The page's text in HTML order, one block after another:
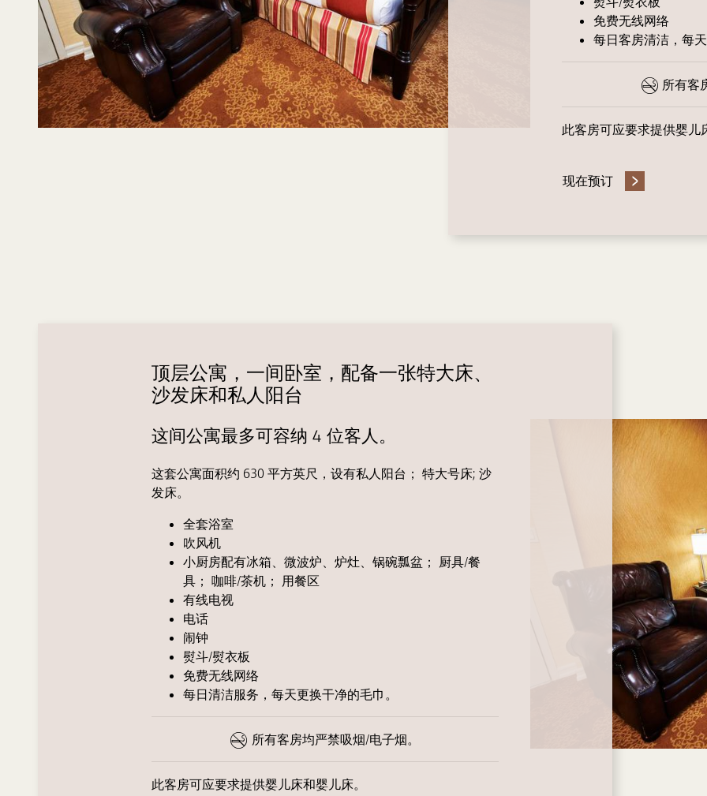
免费无线网络
每日客房清洁，每
所有客
此客房可应要求提供婴儿
现在预订
顶层公寓，一间卧室，配备一张特大床、
沙发床和私人阳台
这间公寓最多可容纳 4 位客人。
这套公寓面积约 630 平方英尺，设有私人阳台； 特大号床; 沙
发床。
全套浴室
吹风机
小厨房配有冰箱、微波炉、炉灶、锅碗瓢盆； 厨具/餐
具； 咖啡/茶机； 用餐区
有线电视
电话
闹钟
熨斗/熨衣板
免费无线网络
每日清洁服务，每天更换干净的毛巾。
所有客房均严禁吸烟/电子烟。
此客房可应要求提供婴儿床和婴儿床。